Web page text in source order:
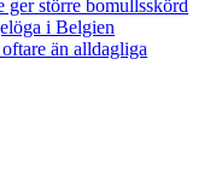
ger större bomullsskörd
i Belgien
än alldagliga